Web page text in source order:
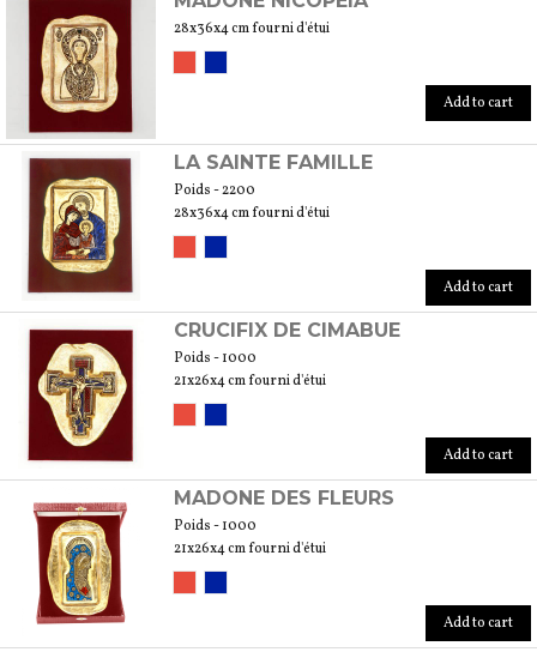
28x36x4 cm fourni d'étui
Add to cart
LA SAINTE FAMILLE
Poids - 2200
28x36x4 cm fourni d'étui
Add to cart
CRUCIFIX DE CIMABUE
Poids - 1000
21x26x4 cm fourni d'étui
Add to cart
MADONE DES FLEURS
Poids - 1000
21x26x4 cm fourni d'étui
Add to cart